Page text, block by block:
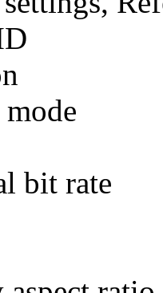
ID :
:
mode
: 5
bit
: 1
: 1